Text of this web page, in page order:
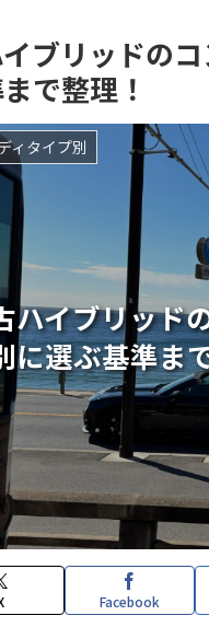
ブリッドの
で整理！
ハイブリッド
に選ぶ基準ま
ィタイプ別
Facebook